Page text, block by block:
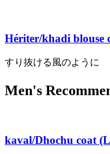
Hériter/khadi blouse
すり抜ける風のように
Men's
kaval/Dhochu coat